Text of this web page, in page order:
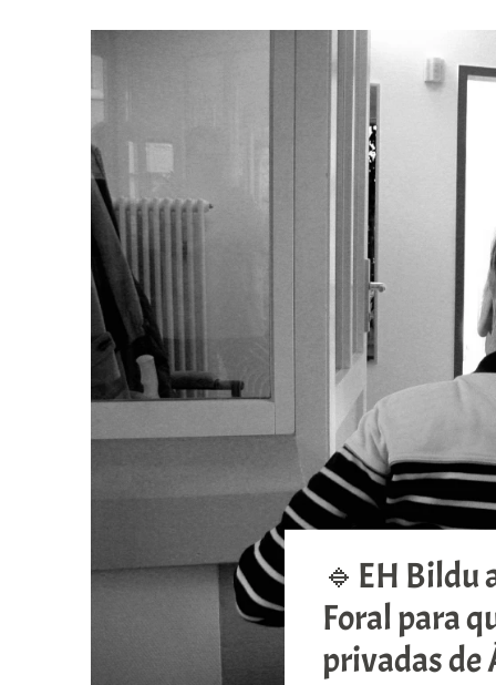
🔹EH Bildu
Foral para
privadas de